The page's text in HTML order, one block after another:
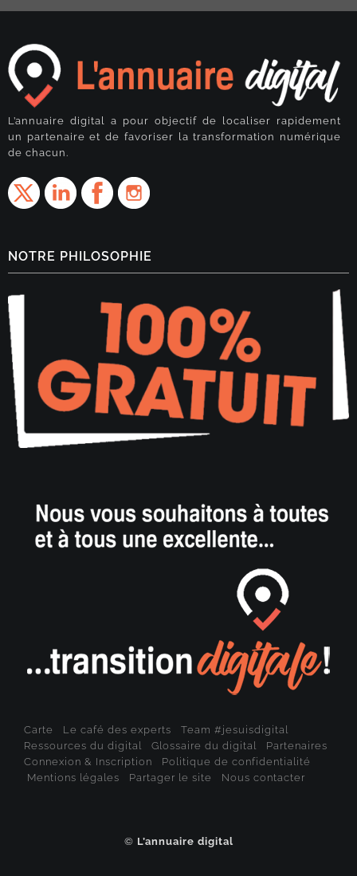
L’annuaire digital a pour objectif de localiser rapidement
un partenaire et de favoriser la transformation numérique
de chacun.
NOTRE PHILOSOPHIE
Carte Le café des experts
Team #jesuisdigital
Ressources du digital
Glossaire du digital
Partenaires
Connexion & Inscription
Politique de confidentialité
Mentions légales
Partager le site Nous contacter
© L’annuaire digital